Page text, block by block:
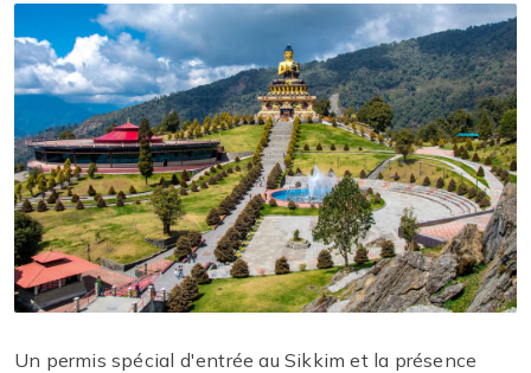
Un permis spécial d'entrée au Sikkim et la présence